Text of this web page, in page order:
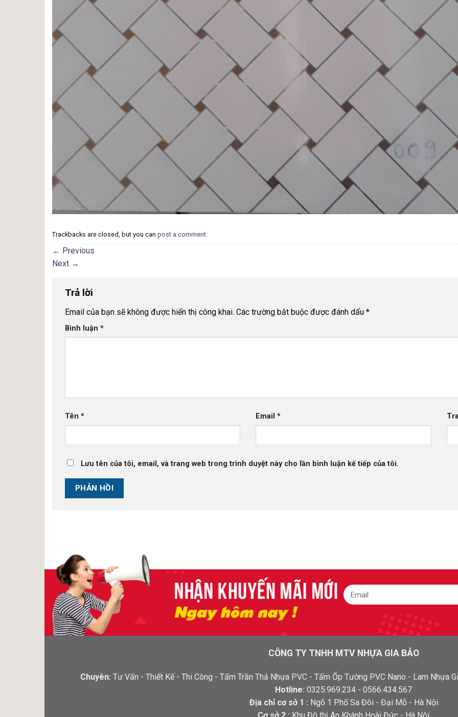
Trackbacks are closed, but you can post a comment.
← Previous
Next →
Trả lời
Email của bạn sẽ không được hiển thị công khai. Các trường bắt buộc được đánh dấu *
Bình luận *
Tên * Email*
Lưu tên của tôi, email, và trang web trong trình duyệt này cho lần bình luận kế tiếp của tôi.
CÔNG TY TNHH MTV NHỰA GIA BẢO
Chuyên: Tư Vấn - Thiết Kế - Thi Công - Tấm Trần Thả Nhựa PVC - Tấm Ốp Tường PVC Nano - Lam Nhựa
Hotline: 0325.969.234 - 0566.434.567
Địa chỉ cơ sở 1 : Ngõ 1 Phố Sa Đôi - Đại Mỗ - Hà Nội